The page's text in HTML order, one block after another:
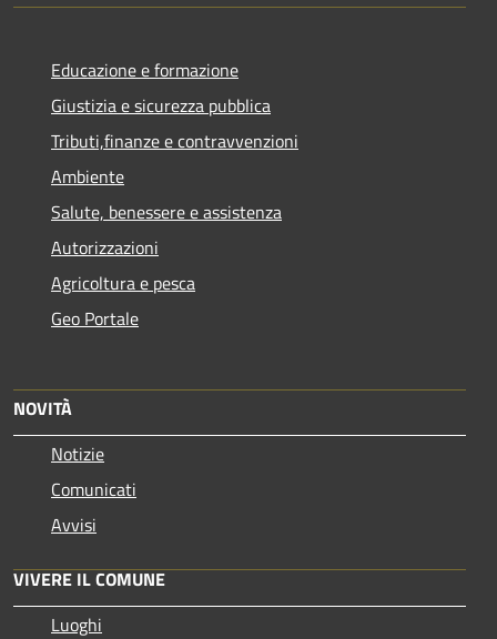
Educazione e formazione
Giustizia e sicurezza pubblica
Tributi,finanze e contravvenzioni
Ambiente
Salute, benessere e assistenza
Autorizzazioni
Agricoltura e pesca
Geo Portale
NOVITÀ
Notizie
Comunicati
Avvisi
VIVERE IL COMUNE
Luoghi